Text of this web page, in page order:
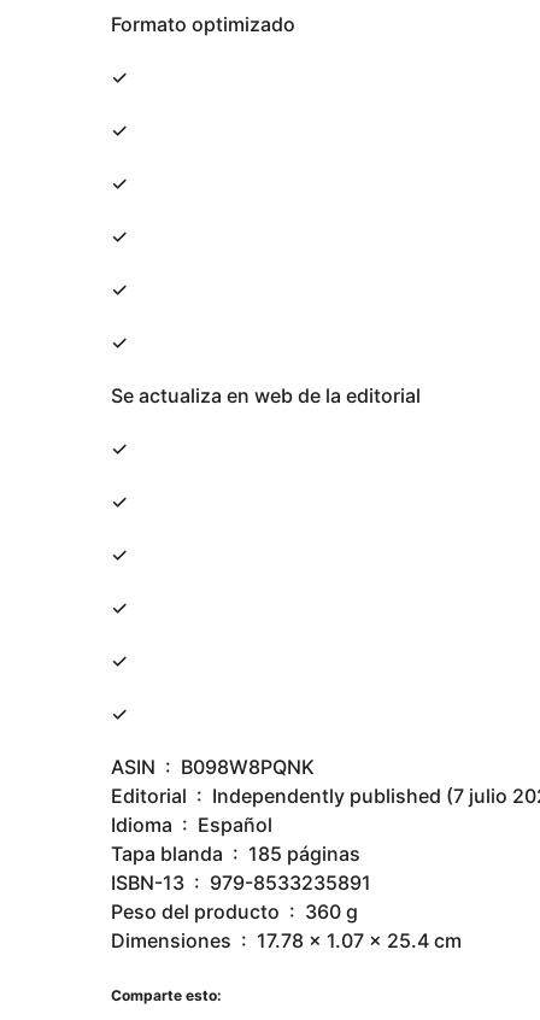
Formato optimizado
✓
✓
✓
✓
✓
✓
Se actualiza en web de la editorial
✓
✓
✓
✓
✓
✓
ASIN ‏ : ‎ B098W8PQNK
Editorial ‏ : ‎ Independently published (7 julio
Idioma ‏ : ‎ Español
Tapa blanda ‏ : ‎ 185 páginas
ISBN-13 ‏ : ‎ 979-8533235891
Peso del producto ‏ : ‎ 360 g
Dimensiones ‏ : ‎ 17.78 x 1.07 x 25.4 cm
Comparte esto: